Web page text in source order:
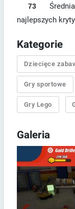
73
najlepszych
Kategorie
Dziecięce
Gry sportowe
Gry Lego
Galeria